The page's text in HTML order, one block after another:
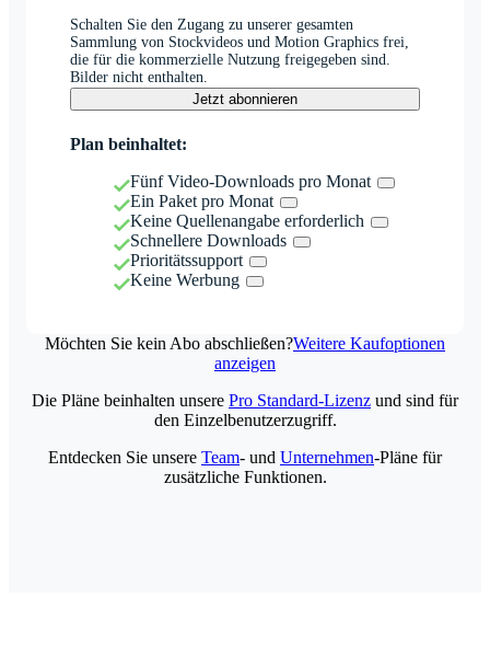
Schalten Sie den Zugang zu unserer gesamten
Sammlung von Stockvideos und Motion Graphics frei,
die für die kommerzielle Nutzung freigegeben sind.
Bilder nicht enthalten.
Jetzt abonnieren
Plan beinhaltet:
Fünf Video-Downloads pro Monat
Ein Paket pro Monat
Keine Quellenangabe erforderlich
Schnellere Downloads
Prioritätssupport
Keine Werbung
Möchten Sie kein Abo abschließen?Weitere Kaufoptionen
anzeigen
Die Pläne beinhalten unsere Pro Standard-Lizenz und sind für
den Einzelbenutzerzugriff.
Entdecken Sie unsere Team- und Unternehmen-Pläne für
zusätzliche Funktionen.